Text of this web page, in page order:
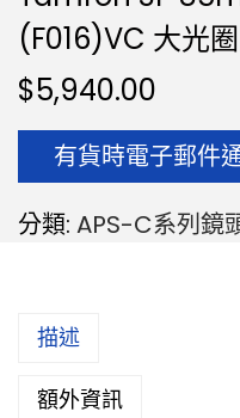
(F016)VC 大光
$5,940.00
有貨時電子郵件
分類: APS-C系列鏡
描述
額外資訊